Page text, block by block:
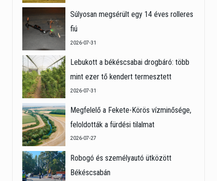
Súlyosan megsérült egy 14 éves rolleres
fiú
2026-07-31
Lebukott a békéscsabai drogbáró: több
mint ezer tő kendert termesztett
2026-07-31
Megfelelő a Fekete-Körös vízminősége,
feloldották a fürdési tilalmat
2026-07-27
Robogó és személyautó ütközött
Békéscsabán